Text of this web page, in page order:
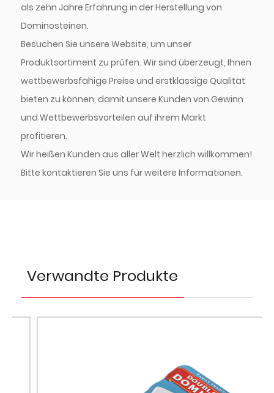
als zehn Jahre Erfahrung in der Herstellung von
Dominosteinen.
Besuchen Sie unsere Website, um unser
Produktsortiment zu prüfen. Wir sind überzeugt, Ihnen
wettbewerbsfähige Preise und erstklassige Qualität
bieten zu können, damit unsere Kunden von Gewinn
und Wettbewerbsvorteilen auf ihrem Markt
profitieren.
Wir heißen Kunden aus aller Welt herzlich willkommen!
Bitte kontaktieren Sie uns für weitere Informationen.
Verwandte Produkte